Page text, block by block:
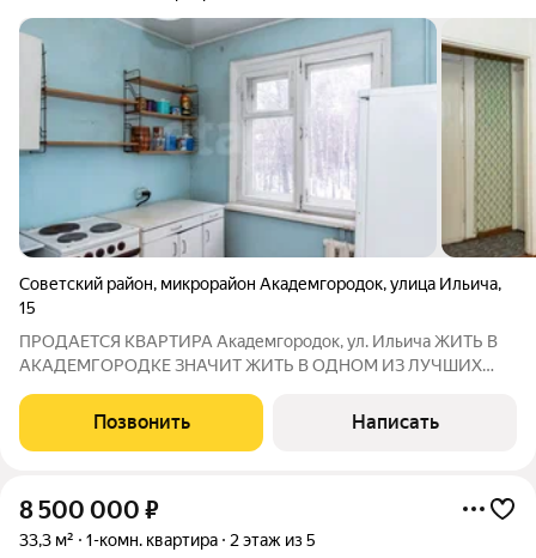
Советский район, микрорайон Академгородок,улица Ильича,
15
ПРОДАЕТСЯ КВАРТИРА Академгородок, ул. Ильича ЖИТЬ В
АКАДЕМГОРОДКЕ ЗНАЧИТ ЖИТЬ В ОДНОМ ИЗ ЛУЧШИХ
КВАРТИРА? ВЕРХНЯЯ ЗОНА АКАДЕМГОРОДКА самая
престижная часть района. ДОМ ВНУТРИ КВАРТАЛА никакого
Позвонить Написать
8 500 000 ₽
33,3 м² 1-комн. квартира 2 этаж из 5